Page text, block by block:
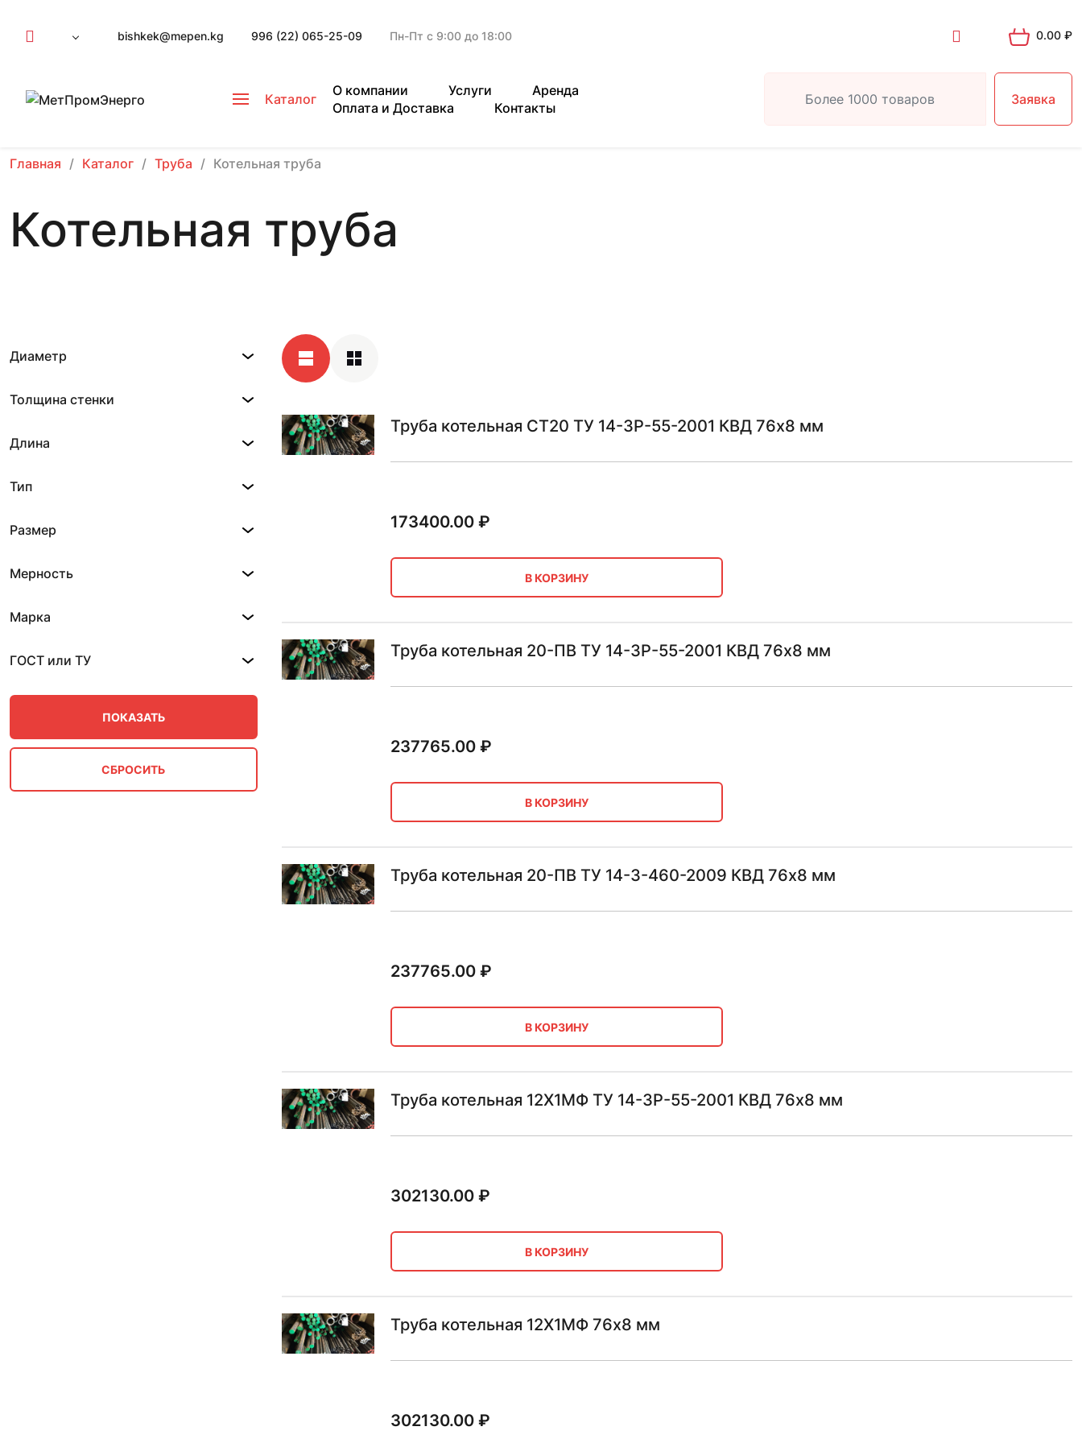
bishkek@mepen.kg 996 (22) 065-25-09 Пн-Пт с 9:00 до 18:00 0.00 ₽
Каталог
О компании Услуги
Аренда
Оплата и Доставка
Контакты
Заявка
Главная Каталог Труба Котельная труба
Котельная труба
Диаметр
Толщина стенки
Длина
Тип
Размер
Мерность
Марка
ГОСТ или ТУ
Труба котельная СТ20 ТУ 14-3Р-55-2001 КВД 76х8 мм
173400.00₽
В КОРЗИНУ
Труба котельная 20-ПВ ТУ 14-3Р-55-2001 КВД 76х8 мм
237765.00₽
В КОРЗИНУ
Труба котельная 20-ПВ ТУ 14-3-460-2009 КВД 76х8 мм
237765.00₽
В КОРЗИНУ
Труба котельная 12Х1МФ ТУ 14-3Р-55-2001 КВД 76х8 мм
302130.00₽
В КОРЗИНУ
Труба котельная 12Х1МФ 76х8 мм
302130.00₽